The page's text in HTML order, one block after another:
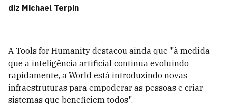
diz Michael Terpin
A Tools for Humanity destacou ainda que "à medida
que a inteligência artificial continua evoluindo
rapidamente, a World está introduzindo novas
infraestruturas para empoderar as pessoas e criar
sistemas que beneficiem todos".